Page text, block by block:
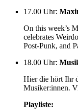
17.00 Uhr:
On this week’s
celebrates
Post-Punk, and
18.00 Uhr:
Hier die hört Ihr
Musiker:innen.
Playliste: